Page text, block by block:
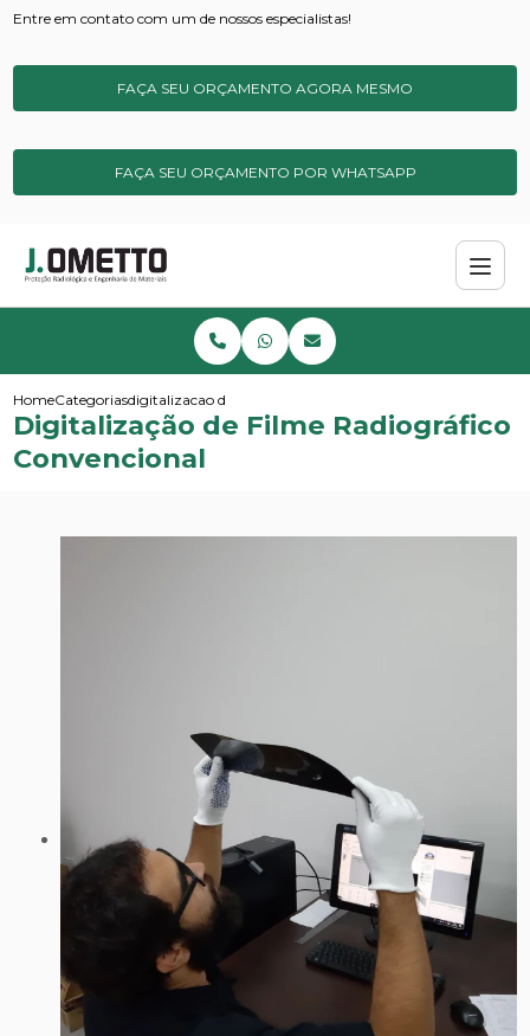
Entre em contato com um de nossos especialistas!
FAÇA SEU ORÇAMENTO AGORA MESMO
FAÇA SEU ORÇAMENTO POR WHATSAPP
HomeCategoriasdigitalizacao de filme radiografico convencional
Digitalização de Filme Radiográfico
Convencional